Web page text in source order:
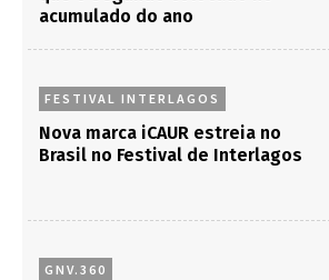
acumulado do ano
FESTIVAL INTERLAGOS
Nova marca iCAUR estreia no
Brasil no Festival de Interlagos
GNV.360